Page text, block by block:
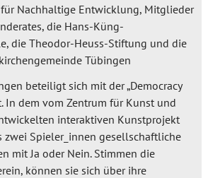
Nachhaltige Entwicklung, Mitglieder
die Hans-Küng-
die Theodor-Heuss-Stiftung und die
Tübingen
beteiligt sich mit der „Democracy
In dem vom Zentrum für Kunst und
interaktiven Kunstprojekt
Spieler_innen gesellschaftliche
mit Ja oder Nein. Stimmen die
können sie sich über ihre